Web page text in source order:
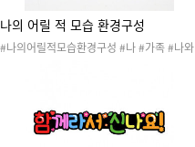
나의 어릴 적 모습 환경구성
#나의어릴적모습환경구성 #나 #가족 #나와
족1 #20260503가족1환경구성